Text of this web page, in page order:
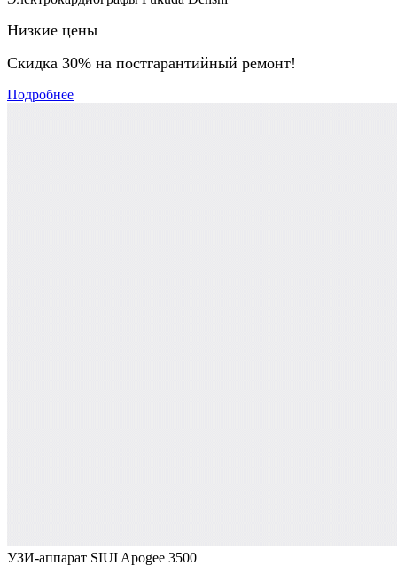
Низкие цены
Скидка 30% на постгарантийный ремонт!
Подробнее
УЗИ-аппарат SIUI Apogee 3500